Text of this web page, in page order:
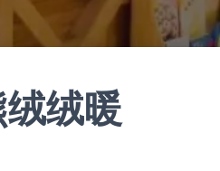
绒暖